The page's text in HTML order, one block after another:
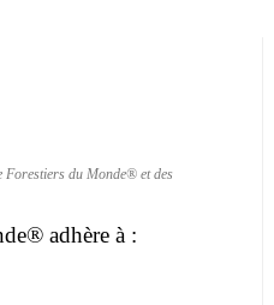
Forestiers du Monde® et des
adhère à :